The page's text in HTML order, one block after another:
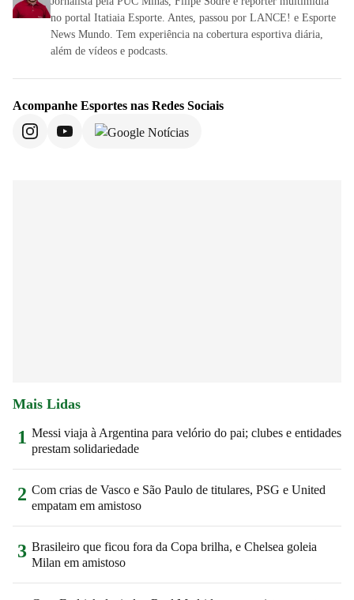
no portal Itatiaia Esporte. Antes, passou por LANCE! e Esporte
News Mundo. Tem experiência na cobertura esportiva diária,
além de vídeos e podcasts.
Acompanhe Esportes nas Redes Sociais
Mais Lidas
1 Messi viaja à Argentina para velório do pai; clubes e entidades
prestam solidariedade
2 Com crias de Vasco e São Paulo de titulares, PSG e United
empatam em amistoso
3 Brasileiro que ficou fora da Copa brilha, e Chelsea goleia
Milan em amistoso